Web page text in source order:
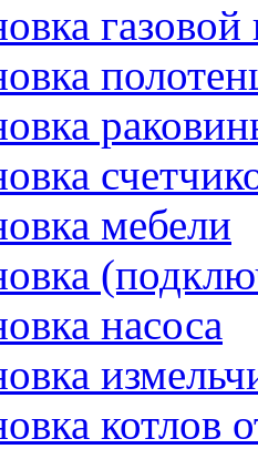
мебели
насоса
котлов